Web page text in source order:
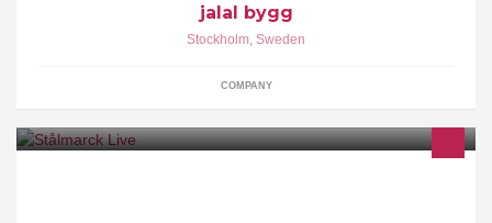
jalal bygg
Stockholm, Sweden
COMPANY